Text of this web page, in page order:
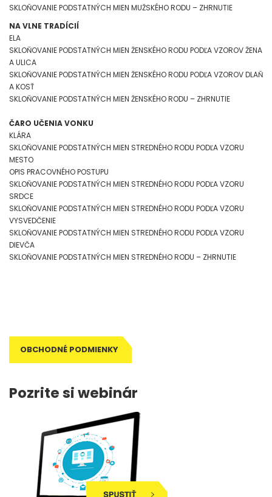
SKLOŇOVANIE PODSTATNÝCH MIEN MUŽSKÉHO RODU – ZHRNUTIE
NA VLNE TRADÍCIÍ
ELA
SKLOŇOVANIE PODSTATNÝCH MIEN ŽENSKÉHO RODU PODĽA VZOROV ŽENA
A ULICA
SKLOŇOVANIE PODSTATNÝCH MIEN ŽENSKÉHO RODU PODĽA VZOROV DLAŇ
A KOSŤ
SKLOŇOVANIE PODSTATNÝCH MIEN ŽENSKÉHO RODU – ZHRNUTIE
ČARO UČENIA VONKU
KLÁRA
SKLOŇOVANIE PODSTATNÝCH MIEN STREDNÉHO RODU PODĽA VZORU
MESTO
OPIS PRACOVNÉHO POSTUPU
SKLOŇOVANIE PODSTATNÝCH MIEN STREDNÉHO RODU PODĽA VZORU
SRDCE
SKLOŇOVANIE PODSTATNÝCH MIEN STREDNÉHO RODU PODĽA VZORU
VYSVEDČENIE
SKLOŇOVANIE PODSTATNÝCH MIEN STREDNÉHO RODU PODĽA VZORU
DIEVČA
SKLOŇOVANIE PODSTATNÝCH MIEN STREDNÉHO RODU – ZHRNUTIE
OBCHODNÉ PODMIENKY
Pozrite si webinár